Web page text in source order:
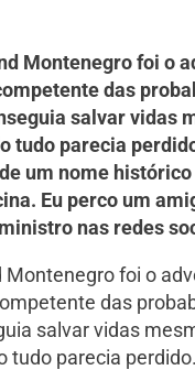
Montenegro foi o
das
salvar vidas
tudo parecia
um nome histórico
Eu perco um
nas redes
Montenegro foi o
das
salvar vidas
tudo parecia